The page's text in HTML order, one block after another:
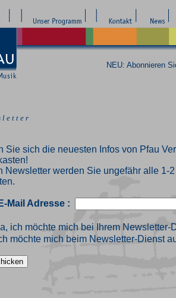
NEU: Abonnieren
l e t t e r
Sie sich die neuesten Infos von Pfau
Newsletter werden Sie ungefähr alle 1-
Mail Adresse :
ich möchte mich bei Ihrem Newsletter-
möchte mich beim Newsletter-Dienst